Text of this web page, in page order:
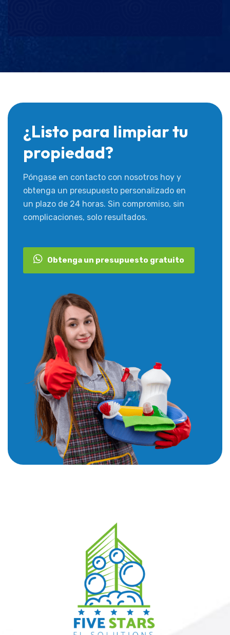
¿Listo para limpiar tu
propiedad?
Póngase en contacto con nosotros hoy y
obtenga un presupuesto personalizado en
un plazo de 24 horas. Sin compromiso, sin
complicaciones, solo resultados.
Obtenga un presupuesto gratuito